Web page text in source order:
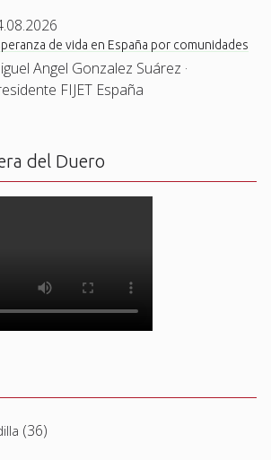
de vida en España por comunidades
Angel Gonzalez Suárez ·
FIJET España
del Duero
(36)